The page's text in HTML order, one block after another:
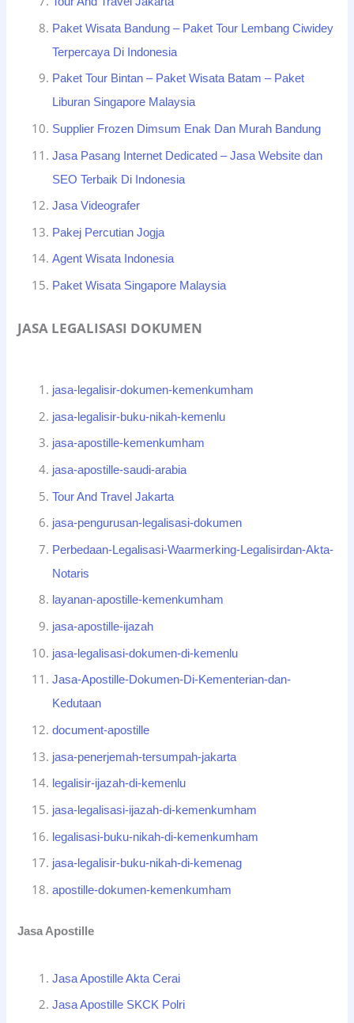
Paket Wisata Bandung – Paket Tour Lembang Ciwidey
Terpercaya Di Indonesia
Paket Tour Bintan – Paket Wisata Batam – Paket
Liburan Singapore Malaysia
Supplier Frozen Dimsum Enak Dan Murah Bandung
Jasa Pasang Internet Dedicated – Jasa Website dan
SEO Terbaik Di Indonesia
Jasa Videografer
Pakej Percutian Jogja
Agent Wisata Indonesia
Paket Wisata Singapore Malaysia
JASA LEGALISASI DOKUMEN
jasa-legalisir-dokumen-kemenkumham
jasa-legalisir-buku-nikah-kemenlu
jasa-apostille-kemenkumham
jasa-apostille-saudi-arabia
Tour And Travel Jakarta
jasa-pengurusan-legalisasi-dokumen
Perbedaan-Legalisasi-Waarmerking-Legalisirdan-Akta-
Notaris
layanan-apostille-kemenkumham
jasa-apostille-ijazah
jasa-legalisasi-dokumen-di-kemenlu
Jasa-Apostille-Dokumen-Di-Kementerian-dan-
Kedutaan
document-apostille
jasa-penerjemah-tersumpah-jakarta
legalisir-ijazah-di-kemenlu
jasa-legalisasi-ijazah-di-kemenkumham
legalisasi-buku-nikah-di-kemenkumham
jasa-legalisir-buku-nikah-di-kemenag
apostille-dokumen-kemenkumham
Jasa Apostille
Jasa Apostille Akta Cerai
Jasa Apostille SKCK Polri